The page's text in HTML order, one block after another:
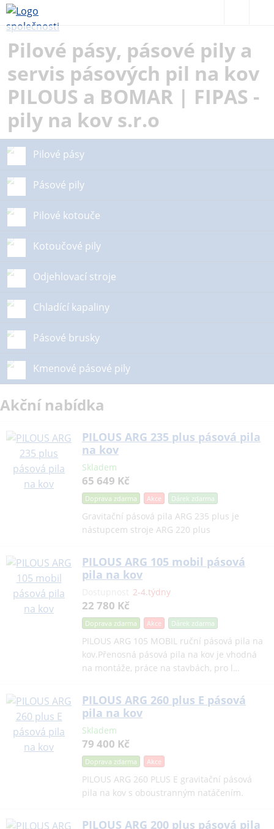
Pilové pásy, pásové pily a
servis pásových pil na kov
PILOUS a BOMAR | FIPAS -
pily na kov s.r.o
Pilové pásy
Pásové pily
Pilové kotouče
Kotoučové pily
Odjehlovací stroje
Chladící kapaliny
Pásové brusky
Kmenové pásové pily
Akční nabídka
PILOUS ARG 235 plus pásová pila
na kov
Skladem
65 649 Kč
Doprava zdarma Akce Dárek zdarma
Gravitační pásová pila ARG 235 plus je
nástupcem stroje ARG 220 plus
PILOUS ARG 105 mobil pásová
pila na kov
2-4.týdny
22 780 Kč
Doprava zdarma Akce Dárek zdarma
PILOUS ARG 105 MOBIL ruční pásová pila na
kov.Přenosná pásová pila na kov je vhodná
na montáže, práce na stavbách, pro l…
PILOUS ARG 260 plus E pásová
pila na kov
Skladem
79 400 Kč
Doprava zdarma Akce
PILOUS ARG 260 PLUS E gravitační pásová
pila na kov s oboustranným natáčením.
PILOUS ARG 200 plus pásová pila